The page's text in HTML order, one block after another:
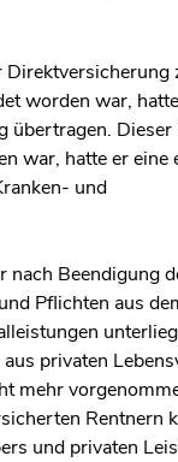
worden war,
übertragen.
war, hatte er eine
und
nach Beendigung
Pflichten aus
privaten
mehr
Rentnern
und privaten